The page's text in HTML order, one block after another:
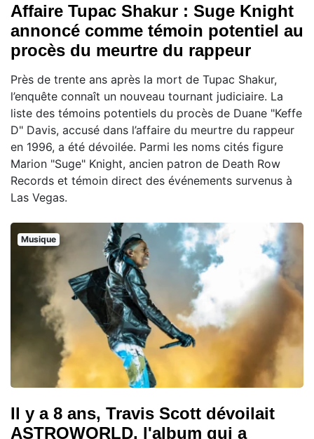
Affaire Tupac Shakur : Suge Knight
annoncé comme témoin potentiel au
procès du meurtre du rappeur
Près de trente ans après la mort de Tupac Shakur,
l’enquête connaît un nouveau tournant judiciaire. La
liste des témoins potentiels du procès de Duane "Keffe
D" Davis, accusé dans l’affaire du meurtre du rappeur
en 1996, a été dévoilée. Parmi les noms cités figure
Marion "Suge" Knight, ancien patron de Death Row
Records et témoin direct des événements survenus à
Las Vegas.
Musique
Il y a 8 ans, Travis Scott dévoilait
ASTROWORLD, l'album qui a